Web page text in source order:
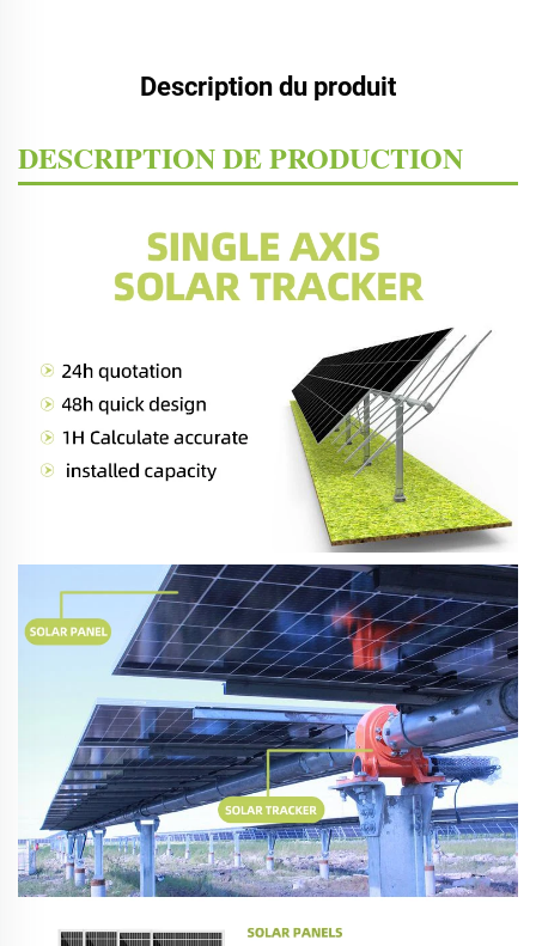
Description du produit
DESCRIPTION DE PRODUCTION